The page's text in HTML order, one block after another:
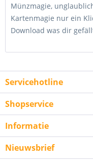
Münzmagie,
Kartenmagie nur ein
Download was dir
Servicehotline
Shopservice
Informatie
Nieuwsbrief